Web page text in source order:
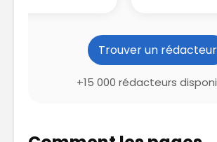
Trouver un rédacteur
+15 000 rédacteurs